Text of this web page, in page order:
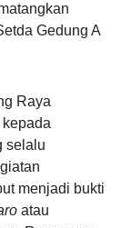
Gedung A
Raya
selalu
menjadi bukti
atau